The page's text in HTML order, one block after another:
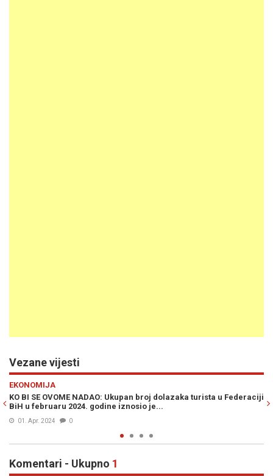
Vezane vijesti
turista u FederacijiKAD NE IDE - NE IDE: U Republici Srpskoj u
turista, najviše iz...
Komentari - Ukupno 1